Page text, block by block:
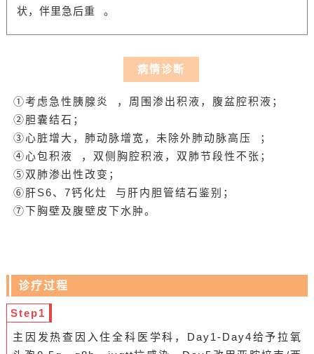
状，伴里急后重 。
病情诊断
①考虑 急性胰腺炎
，周围渗出积液，腹盆腔积液；
②胆囊结石；
③心脏增大，肺动脉增宽，未除外肺动脉高压
；
④心包积液
，双侧胸腔积液，双肺节段性不张；
⑤双肺渗出性改变；
⑥肝S6、7钙化灶
与肝内胆管结石鉴别；
⑦下胸壁及腹壁皮下水肿。
诊疗过程
Step1
主因发热查因入住全科医学科，Day1-Day4给予拉氧